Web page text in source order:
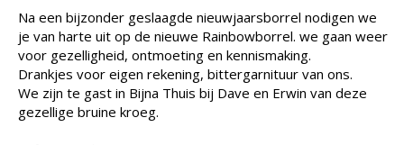
Na een bijzonder geslaagde nieuwjaarsborrel nodigen we
je van harte uit op de nieuwe Rainbowborrel. we gaan weer
voor gezelligheid, ontmoeting en kennismaking.
Drankjes voor eigen rekening, bittergarnituur van ons.
We zijn te gast in Bijna Thuis bij Dave en Erwin van deze
gezellige bruine kroeg.